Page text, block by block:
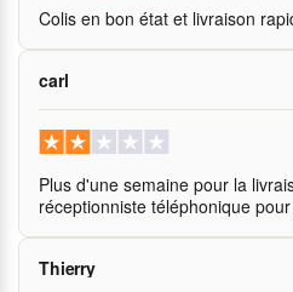
Colis en bon état et livraison
carl
Plus d'une semaine pour la
réceptionniste téléphonique
Thierry